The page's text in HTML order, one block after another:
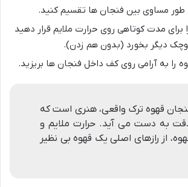
طور مساوی بین فنجان ها تقسیم کنید.
برای مدت کوتاهی روی حرارت ملایم قرار دهید
دیگر بخورد (بدون هم زدن).
را به آرامی روی کف داخل فنجان ها بریزید.
قهوه ترک واقعی، هنری است که
به دست می آید. حرارت ملایم و
از رازهای اصلی یک قهوه بی نظیر